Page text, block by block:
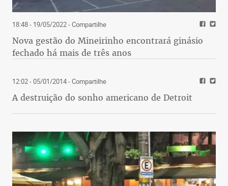
18:48 - 19/05/2022- Compartilhe
Nova gestão do Mineirinho encontrará ginásio
fechado há mais de três anos
12:02 - 05/01/2014- Compartilhe
A destruição do sonho americano de Detroit